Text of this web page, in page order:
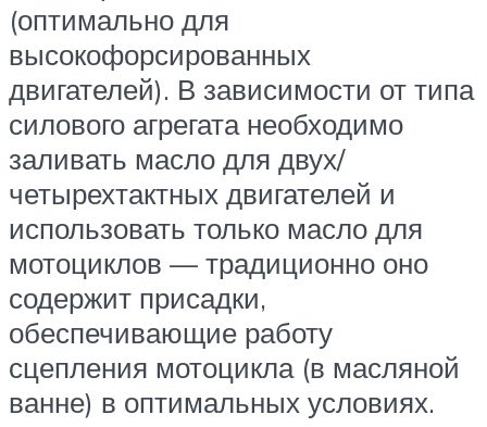
(оптимально для
высокофорсированных
двигателей). В зависимости от типа
силового агрегата необходимо
заливать масло для двух/
четырехтактных двигателей и
использовать только масло для
мотоциклов — традиционно оно
содержит присадки,
обеспечивающие работу
сцепления мотоцикла (в масляной
ванне) в оптимальных условиях.